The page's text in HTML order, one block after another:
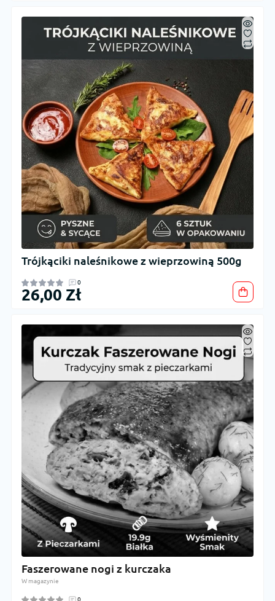
Trójkąciki naleśnikowe z wieprzowiną 500g
0
26,00 Zł
Faszerowane nogi z kurczaka
W magazynie
0